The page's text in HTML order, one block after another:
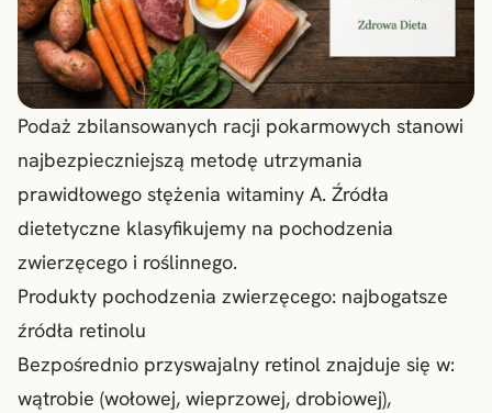
Podaż zbilansowanych racji pokarmowych stanowi
najbezpieczniejszą metodę utrzymania
prawidłowego stężenia witaminy A. Źródła
dietetyczne klasyfikujemy na pochodzenia
zwierzęcego i roślinnego.
Produkty pochodzenia zwierzęcego: najbogatsze
źródła retinolu
Bezpośrednio przyswajalny retinol znajduje się w:
wątrobie (wołowej, wieprzowej, drobiowej),